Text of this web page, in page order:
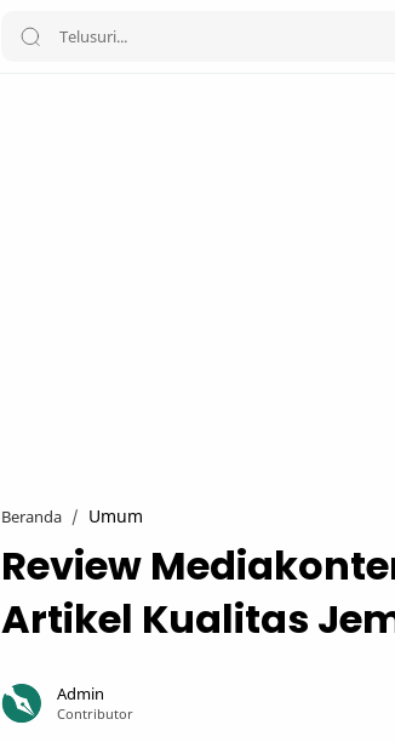
Beranda Umum
Review
Artikel Kualitas